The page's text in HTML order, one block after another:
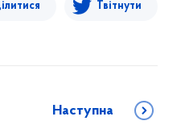
Твітнути
Наступна